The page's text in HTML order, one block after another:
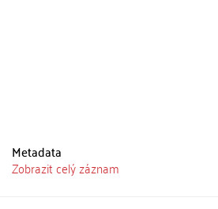
Metadata
Zobrazit celý záznam